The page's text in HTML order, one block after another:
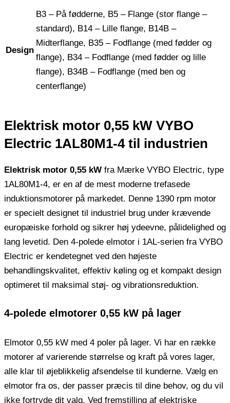
Design
B3 – På fødderne, B5 – Flange (stor flange –
standard), B14 – Lille flange, B14B –
Midterflange, B35 – Fodflange (med fødder og
flange), B34 – Fodflange (med fødder og lille
flange), B34B – Fodflange (med ben og
centerflange)
Elektrisk motor 0,55 kW VYBO
Electric 1AL80M1-4 til industrien
Elektrisk motor 0,55 kW fra Mærke VYBO Electric, type
1AL80M1-4, er en af ​​de mest moderne trefasede
induktionsmotorer på markedet. Denne 1390 rpm motor
er specielt designet til industriel brug under krævende
europæiske forhold og sikrer høj ydeevne, pålidelighed og
lang levetid. Den 4-polede elmotor i 1AL-serien fra VYBO
Electric er kendetegnet ved den højeste
behandlingskvalitet, effektiv køling og et kompakt design
optimeret til maksimal støj- og vibrationsreduktion.
4-polede elmotorer 0,55 kW på lager
Elmotor 0,55 kW med 4 poler på lager. Vi har en række
motorer af varierende størrelse og kraft på vores lager,
alle klar til øjeblikkelig afsendelse til kunderne. Vælg en
elmotor fra os, der passer præcis til dine behov, og du vil
ikke fortryde dit valg. Ved fremstilling af elektriske